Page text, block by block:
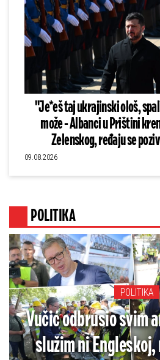
"Je*eš taj ukrajinski ološ,
može - Albanci u Prištini
Zelenskog, ređaju se
09.08.2026
POLITIKA
POLITIKA
Vučić odbrusio svim
služim ni